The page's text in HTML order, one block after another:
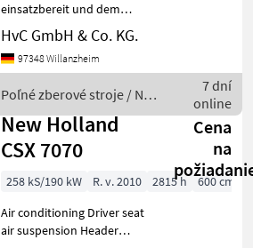
einsatzbereit und dem
Baujahr entsprechend in
einem guten Zustand. -30
kmh Version auf 20 kmh
Schneidwerk 5, 18m mit 2
Rap
HvC GmbH & Co. KG.
97348 Willanzheim
Poľné zberové stroje / New
Holland
7 dní
online
New Holland
CSX 7070
Cena
na
258 kS/190 kW R. v. 2010 2815 h
600 cm
Air conditioning Driver seat
air suspension Header